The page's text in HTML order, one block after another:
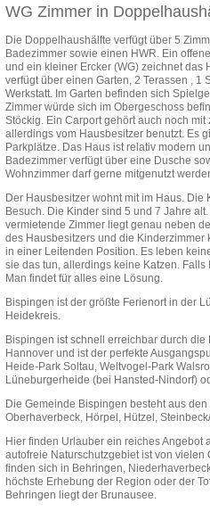
WG Zimmer in
Die Doppelhaushälfte verfügt über 5
Badezimmer sowie einen HWR. Ein
und ein kleiner Ercker (WG) zeichnet das
verfügt über einen Garten, 2 Terassen , 1
Werkstatt. Im Garten befinden sich
Zimmer würde sich im Obergeschoss
Stöckig. Ein Carport gehört auch noch mit
allerdings vom Hausbesitzer benutzt. Es
Parkplätze. Das Haus ist relativ modern
Badezimmer verfügt über eine Dusche
Wohnzimmer darf gerne mitgenutzt
Der Hausbesitzer wohnt mit im Haus.
Besuch. Die Kinder sind 5 und 7 Jahre
vermietende Zimmer liegt genau neben
des Hausbesitzers und die Kinderzimmer
in einer Leitenden Position. Es leben
sie das tun, allerdings keine Katzen.
Man findet für alles eine Lösung.
Bispingen ist der größte Ferienort in der
Heidekreis.
Bispingen ist schnell erreichbar durch
Hannover und ist der perfekte
Heide-Park Soltau, Weltvogel-Park
Lüneburgerheide (bei Hansted-Nindorf)
Die Gemeinde Bispingen besteht aus
Oberhaverbeck, Hörpel, Hützel,
Hier finden Urlauber ein reiches
autofreie Naturschutzgebiet ist von
finden sich in Behringen,
höchste Erhebung der Region oder der
Behringen liegt der Brunausee.